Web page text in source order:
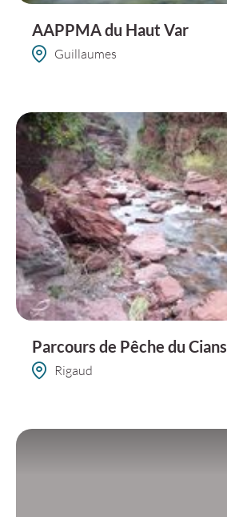
AAPPMA du Haut Var
Guillaumes
Parcours de Pêche du Cians
Rigaud